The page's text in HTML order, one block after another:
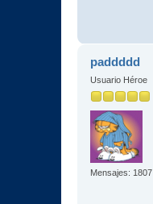
paddddd
Usuario Héroe
Mensajes: 1807